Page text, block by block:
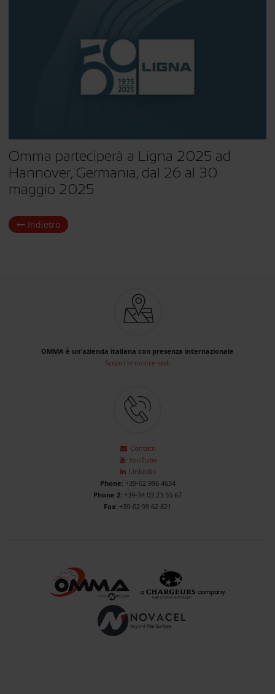
Omma parteciperà a Ligna 2025 ad
Hannover, Germania, dal 26 al 30
maggio 2025
Indietro
OMMA è un'azienda italiana con presenza internazionale
Scopri le nostre sedi
Contatti
YouTube
Linkedin
Phone: +39-02 996 4634
Phone 2: +39-34 03 23 55 67
Fax: +39-02 99 62 821